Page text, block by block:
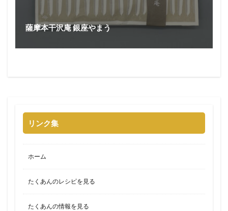
薩摩本干沢庵 銀座やまう
リンク集
ホーム
たくあんのレシピを見る
たくあんの情報を見る